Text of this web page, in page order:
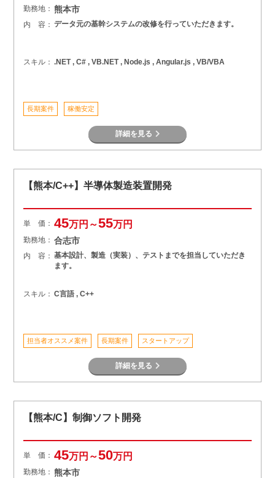
勤務地： 熊本市
内 容： データ元の基幹システムの改修を行っていただきます。
スキル： .NET , C# , VB.NET , Node.js , Angular.js , VB/VBA
長期案件 稼働安定
詳細を見る
【熊本/C++】半導体製造装置開発
単 価： 45万円～55万円
勤務地： 合志市
内 容： 基本設計、製造（実装）、テストまでを担当していただき
ます。
スキル： C言語 , C++
担当者オススメ案件 長期案件 スタートアップ
詳細を見る
【熊本/C】制御ソフト開発
単 価： 45万円～50万円
勤務地： 熊本市